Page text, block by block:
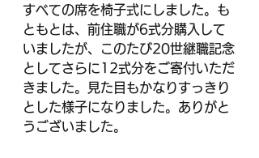
すべての席を椅子式にしました。も
ともとは、前住職が6式分購入して
いましたが、このたび20世継職記念
としてさらに12式分をご寄付いただ
きました。見た目もかなりすっきり
とした様子になりました。ありがと
うございました。